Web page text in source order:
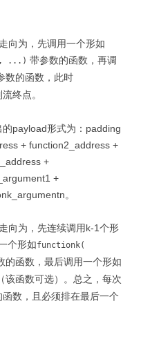
向为，先调用一个形如
...) 带参数的函数，再调
数的函数，此时
终点。
payload形式为：padding
+ function2_address +
+
+
。
向为，先连续调用k-1个形
个形如functionk(
的函数，最后调用一个形如
该函数可选）。总之，每次
数，且必须排在最后一个